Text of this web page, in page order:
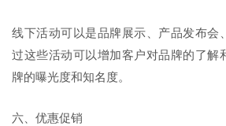
线下活动可以是品牌展示、产品发布会
过这些活动可以增加客户对品牌的了解
牌的曝光度和知名度。
六、优惠促销